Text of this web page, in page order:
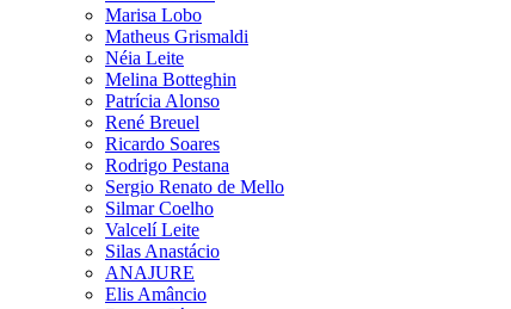
Marisa Lobo
Matheus Grismaldi
Néia Leite
Melina Botteghin
Patrícia Alonso
René Breuel
Ricardo Soares
Rodrigo Pestana
Sergio Renato de Mello
Silmar Coelho
Valcelí Leite
Silas Anastácio
ANAJURE
Elis Amâncio